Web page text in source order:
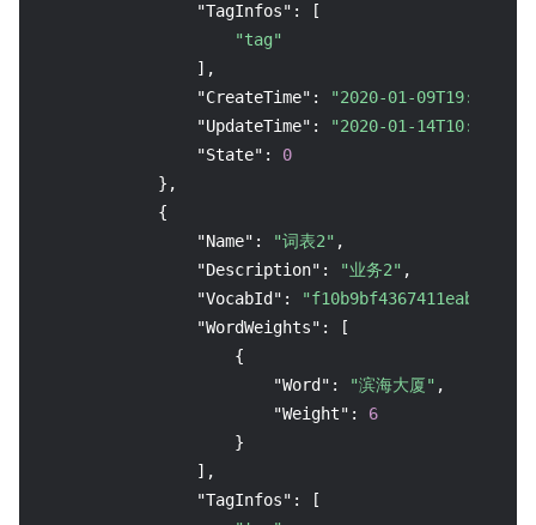
"TagInfos" :
[
"tag"
] ,
"CreateTime" :
"2020-01-
"UpdateTime" :
"2020-01-
"State" :
0
} ,
{
"Name" : "词表2" ,
"Description" : "业务2" ,
"VocabId" :
"WordWeights" :
[
{
"Word" : "滨海大厦" ,
"Weight" :
6
}
] ,
"TagInfos" :
[